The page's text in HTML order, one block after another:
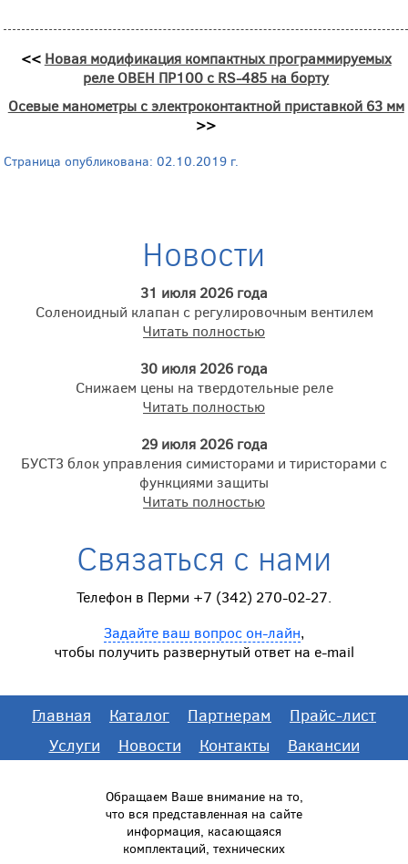
<< Новая модификация компактных программируемых
реле ОВЕН ПР100 с RS-485 на борту
Осевые манометры с электроконтактной приставкой 63 мм
>>
Страница опубликована: 02.10.2019 г.
Новости
31 июля 2026 года
Соленоидный клапан с регулировочным вентилем
Читать полностью
30 июля 2026 года
Снижаем цены на твердотельные реле
Читать полностью
29 июля 2026 года
БУСТ3 блок управления симисторами и тиристорами с
функциями защиты
Читать полностью
Связаться с нами
Телефон в Перми +7 (342) 270-02-27.
Задайте ваш вопрос он-лайн,
чтобы получить развернутый ответ на e-mail
Главная Каталог Партнерам
Прайс-лист
Услуги
Новости Контакты Вакансии
Обращаем Ваше внимание на то,
что вся представленная на сайте
информация, касающаяся
комплектаций, технических